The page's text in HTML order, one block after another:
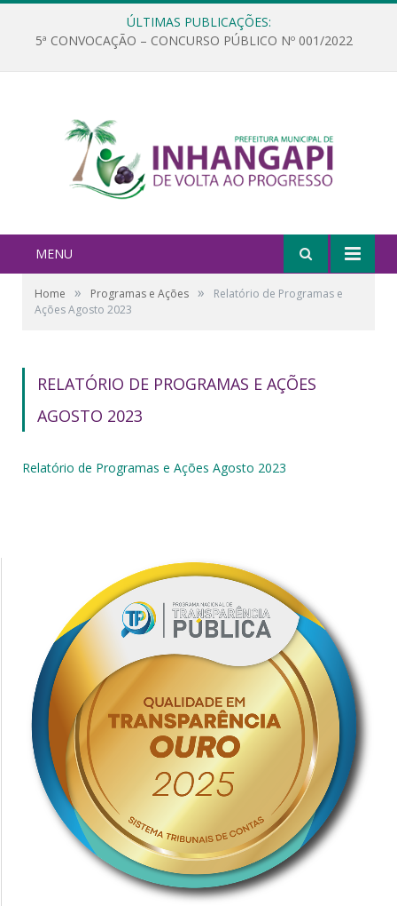
ÚLTIMAS PUBLICAÇÕES:
5ª CONVOCAÇÃO – CONCURSO PÚBLICO Nº 001/2022
MENU
Home » Programas e Ações »
Relatório de Programas e
Ações Agosto 2023
RELATÓRIO DE PROGRAMAS E AÇÕES
AGOSTO 2023
Relatório de Programas e Ações Agosto 2023